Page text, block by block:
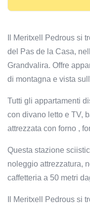
Il Meritxell Pedrous si
del Pas de la Casa,
Grandvalira. Offre
di montagna e vista
Tutti gli appartamenti
con divano letto e TV,
attrezzata con forno ,
Questa stazione
noleggio attrezzatura,
caffetteria a 50 metri
Il Meritxell Pedrous si